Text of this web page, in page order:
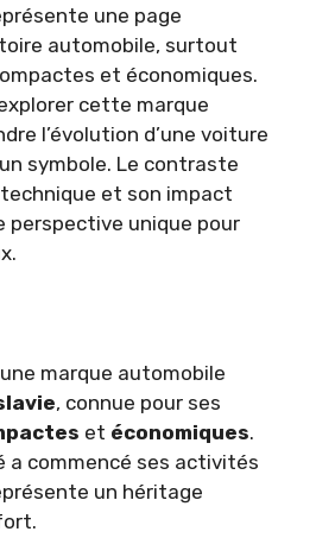
une page
automobile, surtout
et économiques.
cette marque
l’évolution d’une voiture
symbole. Le contraste
et son impact
perspective unique pour
marque automobile
, connue pour ses
et économiques.
a commencé ses activités
un héritage